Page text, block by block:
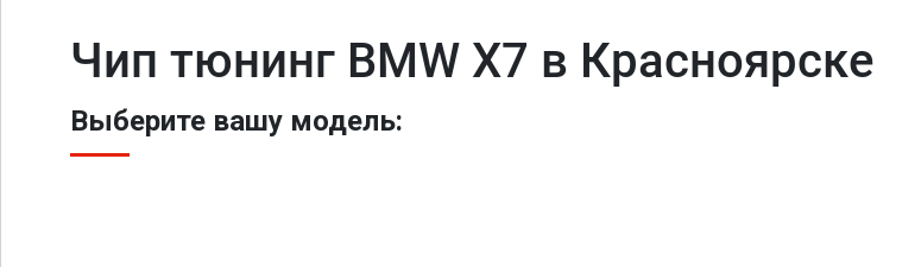
Чип тюнинг BMW X7 в Красноярске
Выберите вашу модель: